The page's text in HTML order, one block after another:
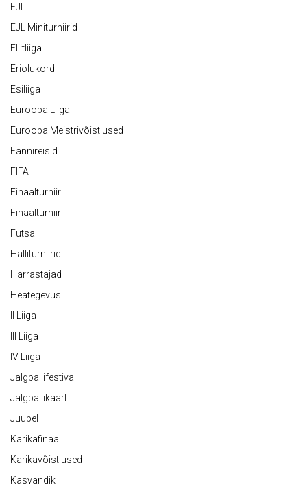
EJL
EJL Miniturniirid
Eliitliiga
Eriolukord
Esiliiga
Euroopa Liiga
Euroopa Meistrivõistlused
Fännireisid
FIFA
Finaalturniir
Finaalturniir
Futsal
Halliturniirid
Harrastajad
Heategevus
II Liiga
III Liiga
IV Liiga
Jalgpallifestival
Jalgpallikaart
Juubel
Karikafinaal
Karikavõistlused
Kasvandik